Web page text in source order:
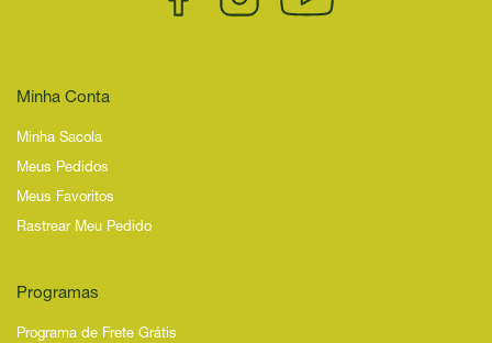
Minha Conta
Minha Sacola
Meus Pedidos
Meus Favoritos
Rastrear Meu Pedido
Programas
Programa de Frete Grátis